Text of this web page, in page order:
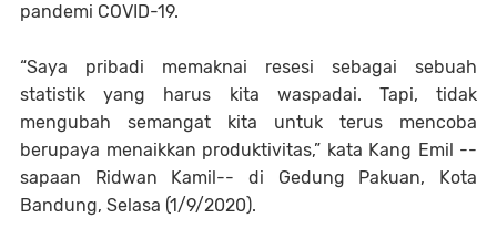
pandemi COVID-19.
“Saya pribadi memaknai resesi sebagai sebuah
statistik yang harus kita waspadai. Tapi, tidak
mengubah semangat kita untuk terus mencoba
berupaya menaikkan produktivitas,” kata Kang Emil --
sapaan Ridwan Kamil-- di Gedung Pakuan, Kota
Bandung, Selasa (1/9/2020).